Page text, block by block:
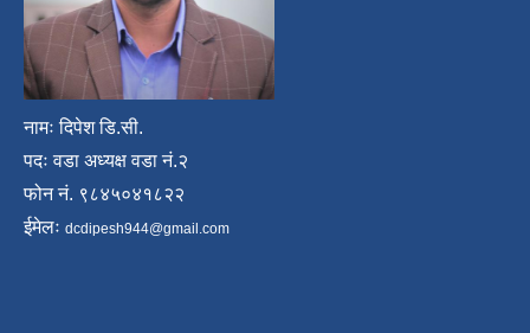
नामः दिपेश डि.सी.
पदः वडा अध्यक्ष वडा नं.२
फोन नं. ९८४५०४१८२२
ईमेलः dcdipesh944@gmail.com